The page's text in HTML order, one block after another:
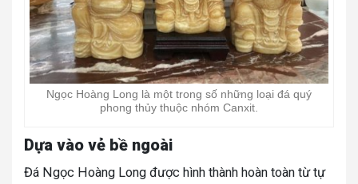
Ngọc Hoàng Long là một trong số những loại đá quý
phong thủy thuộc nhóm Canxit.
Dựa vào vẻ bề ngoài
Đá Ngọc Hoàng Long được hình thành hoàn toàn từ tự